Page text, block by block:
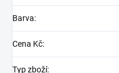
Barva:
Cena Kč:
Typ zboží: